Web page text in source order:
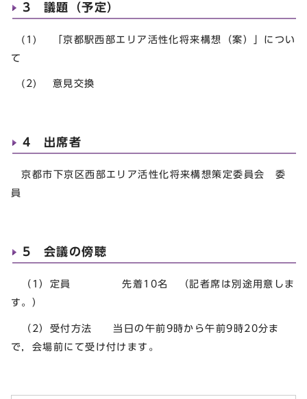
3 議題（予定）
(1) 「京都駅西部エリア活性化将来構想（案）」につい
て
(2) 意見交換
4 出席者
京都市下京区西部エリア活性化将来構想策定委員会 委
員
5 会議の傍聴
（1）定員 先着10名 （記者席は別途用意しま
す。）
（2）受付方法 当日の午前9時から午前9時20分ま
で，会場前にて受け付けます。